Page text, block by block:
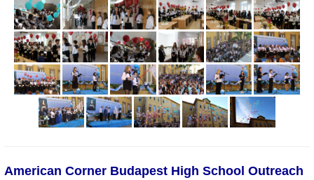
American Corner Budapest High School Outreach